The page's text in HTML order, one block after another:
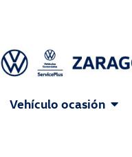
Vehículo ocasión